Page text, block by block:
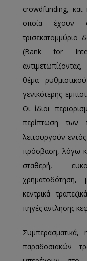
crowdfunding,
οποία έχουν
(Bank for
θέμα
γενικότερης
Οι ίδιοι
περίπτωση των
λειτουργούν
πρόσβαση, λόγω
σταθερή,
κεντρικά
πηγές άντλησης
παραδοσιακών